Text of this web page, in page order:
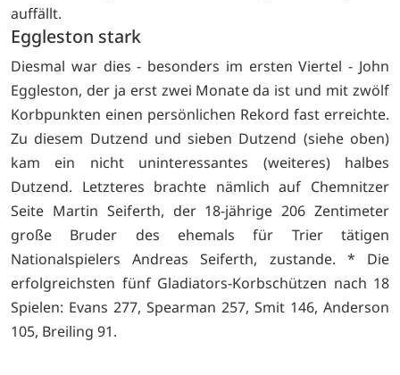
auffällt.
Eggleston stark
Diesmal war dies - besonders im ersten Viertel - John
Eggleston, der ja erst zwei Monate da ist und mit zwölf
Korbpunkten einen persönlichen Rekord fast erreichte.
Zu diesem Dutzend und sieben Dutzend (siehe oben)
kam ein nicht uninteressantes (weiteres) halbes
Dutzend. Letzteres brachte nämlich auf Chemnitzer
Seite Martin Seiferth, der 18-jährige 206 Zentimeter
große Bruder des ehemals für Trier tätigen
Nationalspielers Andreas Seiferth, zustande. * Die
erfolgreichsten fünf Gladiators-Korbschützen nach 18
Spielen: Evans 277, Spearman 257, Smit 146, Anderson
105, Breiling 91.